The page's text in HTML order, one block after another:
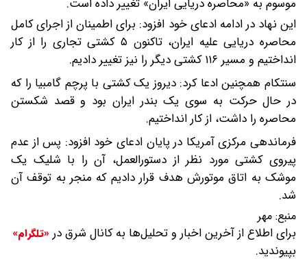
این نهاد در ادامه ادعای خود افزود: برای اطمینان از اجرای کامل
محاصره دریایی علیه ایران، تاکنون ۵ کشتی تجاری را از کار
انداختیم و مسیر ۱۱۶ کشتی دیگر را نیز تغییر دادیم.
سنتکام همچنین ادعا کرد: دیروز یک کشتی با پرچم گامبیا را که
در حال حرکت به سوی یک بندر ایران بود و قصد شکستن
محاصره را داشت، از کار انداختیم.
فرماندهی مرکزی آمریکا در پایان ادعای خود افزود: پس از عدم
پیروی کشتی مورد نظر از دستورالعمل، آن را با شلیک یک
موشک به اتاق موتورش هدف قرار دادیم که منجر به توقف آن
شد.
منبع: مهر
برای اطلاع از آخرین اخبار و تحلیل‌ها به کانال شرق در «تلگرام»
بپیوندید.